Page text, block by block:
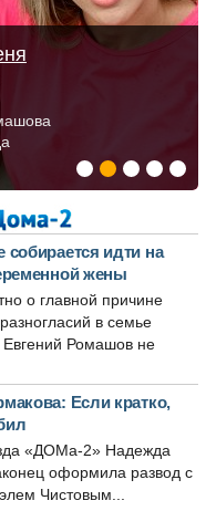
идти на
жены
о главной причине
в семье
Ромашов не
Если кратко,
«ДОМа-2» Надежда
оформила развод с
Чистовым...